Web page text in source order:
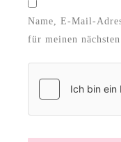
Name, E-Mail-
für meinen